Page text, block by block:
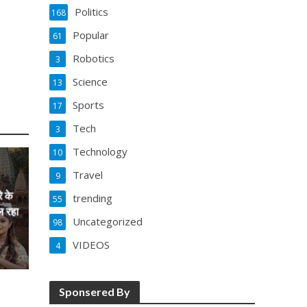
के
रहा
Politics
168
Popular
61
Robotics
3
Science
13
Sports
17
Tech
3
Technology
10
Travel
9
trending
55
Uncategorized
98
VIDEOS
4
Sponsered By